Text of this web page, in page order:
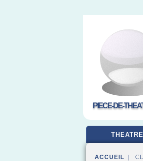
PIECE-DE-
THEATRE
ACCUEIL |